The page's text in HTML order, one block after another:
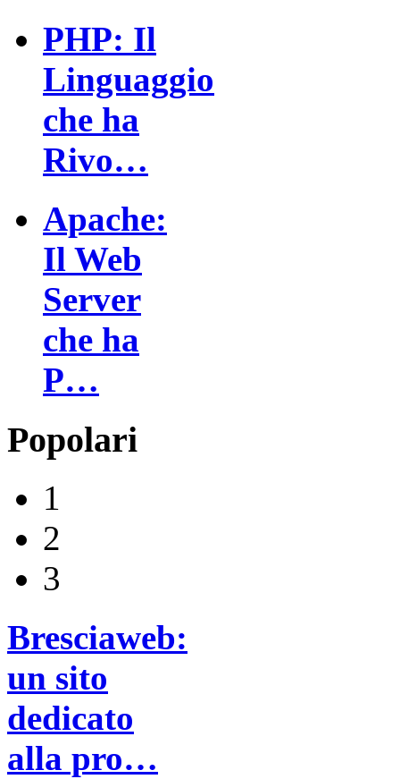
PHP: Il
Linguaggio
che ha
Rivo…
Apache:
Il Web
Server
che ha
P…
Popolari
1
2
3
Bresciaweb:
un sito
dedicato
alla pro…